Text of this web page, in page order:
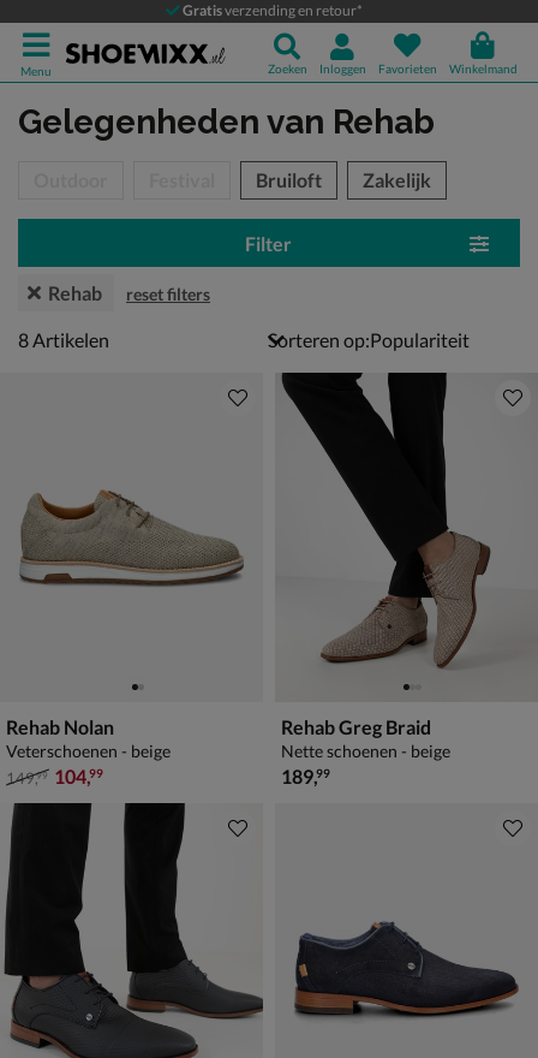
Gratisverzending en retour*
Menu Zoeken Inloggen Favorieten Winkelmand
Gelegenheden van Rehab
Bruiloft Zakelijk
Filter
Rehab reset filters
8 artikelen
8Artikelen Sorteren op:
Rehab Nolan
Veterschoenen - beige
van € 149,99 voor € 104,99
149,99 104,99
Rehab Greg Braid
Nette schoenen - beige
€ 189,99
189,99